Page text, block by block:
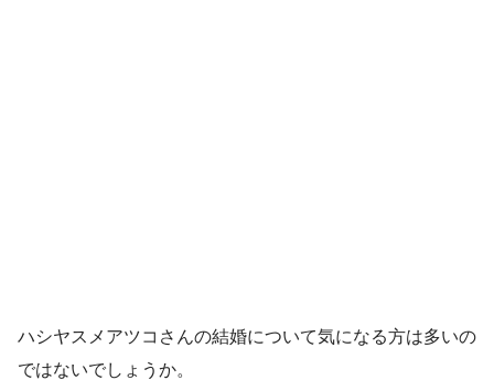
ハシヤスメアツコさんの結婚について気になる方は多いの
ではないでしょうか。